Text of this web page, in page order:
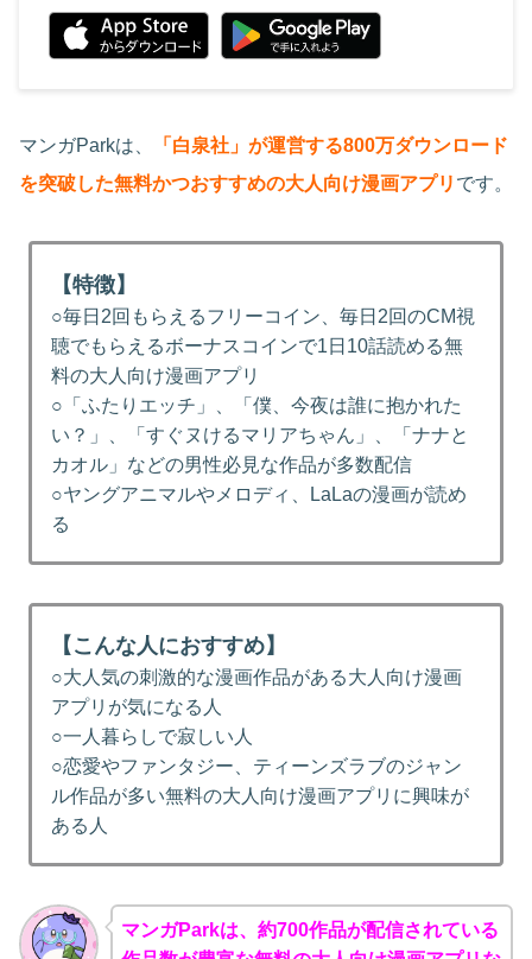
マンガParkは、
「白泉社」が運営する800万ダウンロード
を突破した無料かつおすすめの大人向け漫画アプリ です。
【特徴】
○毎日2回もらえるフリーコイン、毎日2回のCM視
聴でもらえるボーナスコインで1日10話読める無
料の大人向け漫画アプリ
○「ふたりエッチ」、「僕、今夜は誰に抱かれた
い？」、「すぐヌけるマリアちゃん」、「ナナと
カオル」などの男性必見な作品が多数配信
○ヤングアニマルやメロディ、LaLaの漫画が読め
る
【こんな人におすすめ】
○大人気の刺激的な漫画作品がある大人向け漫画
アプリが気になる人
○一人暮らしで寂しい人
○恋愛やファンタジー、ティーンズラブのジャン
ル作品が多い無料の大人向け漫画アプリに興味が
ある人
マンガParkは、約700作品が配信されている